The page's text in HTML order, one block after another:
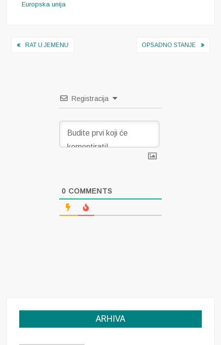
Europska unija
Navigacija
RAT U JEMENU OPSADNO STANJE
Registracija
0 COMMENTS
ARHIVA